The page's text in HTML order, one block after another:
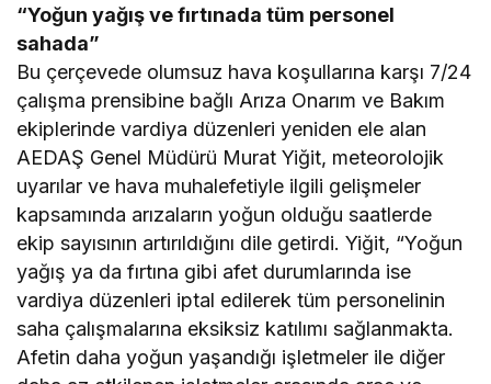
“Yoğun yağış ve fırtınada tüm personel
sahada”
Bu çerçevede olumsuz hava koşullarına karşı 7/24
çalışma prensibine bağlı Arıza Onarım ve Bakım
ekiplerinde vardiya düzenleri yeniden ele alan
AEDAŞ Genel Müdürü Murat Yiğit, meteorolojik
uyarılar ve hava muhalefetiyle ilgili gelişmeler
kapsamında arızaların yoğun olduğu saatlerde
ekip sayısının artırıldığını dile getirdi. Yiğit, “Yoğun
yağış ya da fırtına gibi afet durumlarında ise
vardiya düzenleri iptal edilerek tüm personelinin
saha çalışmalarına eksiksiz katılımı sağlanmakta.
Afetin daha yoğun yaşandığı işletmeler ile diğer